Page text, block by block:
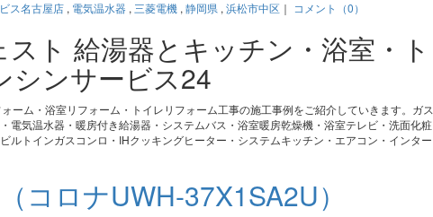
ス名古屋店 , 電気温水器 , 三菱電機 , 静岡県 , 浜松市中区 ｜ コメント（0）
ト 給湯器とキッチン・浴室・ト
シンサービス24
ーム・浴室リフォーム・トイレリフォーム工事の施工事例をご紹介していきます。ガス
電気温水器・暖房付き給湯器・システムバス・浴室暖房乾燥機・浴室テレビ・洗面化粧
ルトインガスコンロ・IHクッキングヒーター・システムキッチン・エアコン・インター
コロナUWH-37X1SA2U）